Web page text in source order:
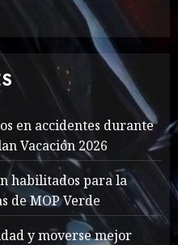
en
durante los
seis días del Plan
2026
for the
heroes of World
2024 861
en accidentes durante
Vacación 2026
habilitados para la
de MOP Verde
y moverse mejor